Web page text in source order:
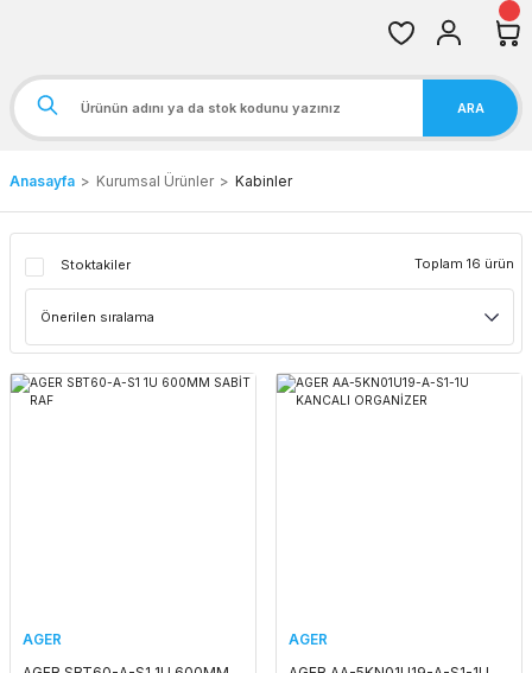
ARA
Anasayfa Kurumsal Ürünler Kabinler
Stoktakiler Toplam 16 ürün
AGER
AGER